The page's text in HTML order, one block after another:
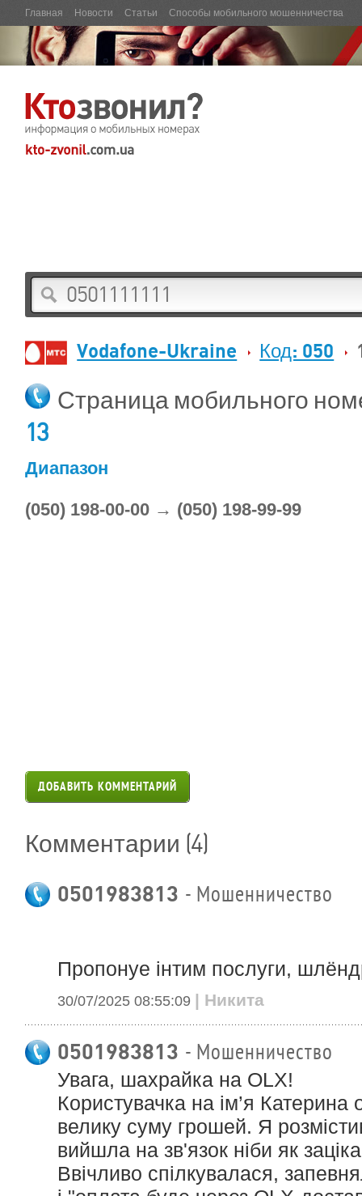
Главная Новости Статьи Способы мобильного мошенничества
Vodafone-Ukraine Код: 050
Страница мобильного
13
Диапазон
(050) 198-00-00 → (050) 198-99-99
ДОБАВИТЬ КОММЕНТАРИЙ
Комментарии (4)
0501983813 - Мошенничество
Пропонуе інтим послуги,
30/07/2025 08:55:09 | Никита
0501983813 - Мошенничество
Увага, шахрайка на OLX!
Користувачка на ім’я
велику суму грошей. Я
вийшла на зв'язок ніби як
Ввічливо спілкувалася,